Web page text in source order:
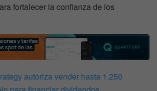
fortalecer la confianza de los
autoriza vender hasta 1.250